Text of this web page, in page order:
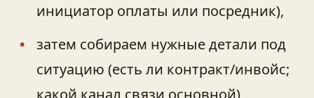
инициатор оплаты или посредник),
затем собираем нужные детали под
ситуацию (есть ли контракт/инвойс;
какой канал связи основной),